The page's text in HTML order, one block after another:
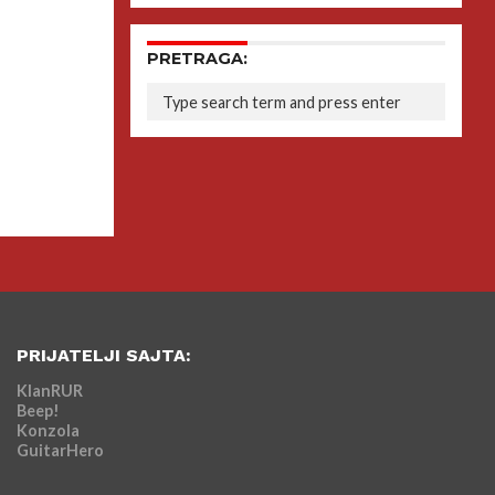
PRETRAGA:
PRIJATELJI SAJTA:
KlanRUR
Beep!
Konzola
GuitarHero